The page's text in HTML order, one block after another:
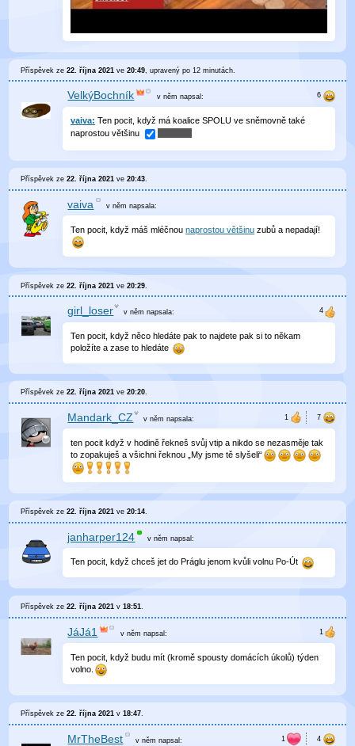
Příspěvek ze22. října 2021 ve20:49 , upravenýpo 12 minutách
VelkýBochník v něm napsal:
vaiva: Ten pocit, když má koalice SPOLU ve sněmovně také
naprostou většinu
Příspěvek ze22. října 2021 ve20:43.
vaiva v němnapsala:
Ten pocit, když máš mléčnounaprostou většinu zubů a nepadají!
Příspěvek ze22. října 2021 ve20:29
girl_loser v něm napsala:
Ten pocit, když něco hledáte pak to najdete pak si to někam
položíte a zase to hledáte
Příspěvek ze22. října 2021 ve20:20.
Mandark_CZ v něm napsala:
ten pocit když v hodině řekneš svůj vtip a nikdo se nezasměje tak
to zopakuješ a všichni řeknou „My jsme tě slyšeli“
Příspěvek ze22. října 2021 ve20:14
janharper124 v němnapsal:
Ten pocit, když chceš jet do Práglu jenom kvůli volnu Po-Út
Příspěvek ze22. října 2021 v18:51.
JáJá1 v něm napsal:
Ten pocit, když budu mít (kromě spousty domácích úkolů) týden
volno.
Příspěvek ze22. října 2021 v18:47
MrTheBest v němnapsal: